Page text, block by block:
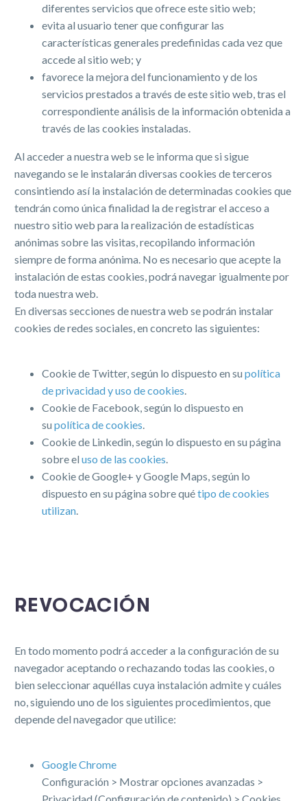
diferentes servicios que ofrece este sitio web;
evita al usuario tener que configurar las
características generales predefinidas cada vez que
accede al sitio web; y
favorece la mejora del funcionamiento y de los
servicios prestados a través de este sitio web, tras el
correspondiente análisis de la información obtenida a
través de las cookies instaladas.
Al acceder a nuestra web se le informa que si sigue
navegando se le instalarán diversas cookies de terceros
consintiendo así la instalación de determinadas cookies que
tendrán como única finalidad la de registrar el acceso a
nuestro sitio web para la realización de estadísticas
anónimas sobre las visitas, recopilando información
siempre de forma anónima. No es necesario que acepte la
instalación de estas cookies, podrá navegar igualmente por
toda nuestra web.
En diversas secciones de nuestra web se podrán instalar
cookies de redes sociales, en concreto las siguientes:
Cookie de Twitter, según lo dispuesto en su política
de privacidad y uso de cookies.
Cookie de Facebook, según lo dispuesto en
su política de cookies.
Cookie de Linkedin, según lo dispuesto en su página
sobre el uso de las cookies.
Cookie de Google+ y Google Maps, según lo
dispuesto en su página sobre quétipo de cookies
utilizan.
REVOCACIÓN
En todo momento podrá acceder a la configuración de su
navegador aceptando o rechazando todas las cookies, o
bien seleccionar aquéllas cuya instalación admite y cuáles
no, siguiendo uno de los siguientes procedimientos, que
depende del navegador que utilice:
Google Chrome
Configuración > Mostrar opciones avanzadas >